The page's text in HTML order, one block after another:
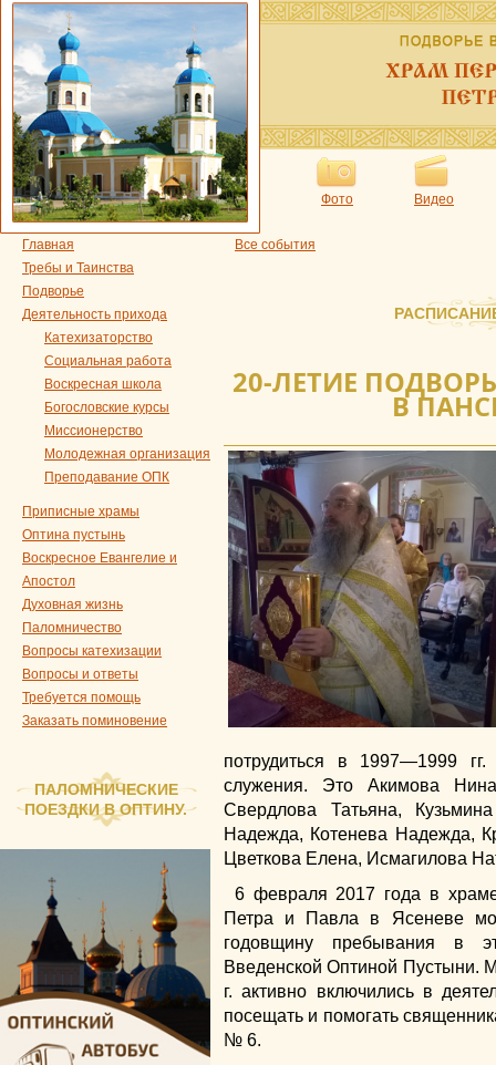
Фото Видео
Главная
Требы и Таинства
Подворье
Деятельность прихода
Катехизаторство
Социальная работа
Воскресная школа
Богословские курсы
Миссионерство
Молодежная организация
Преподавание ОПК
Приписные храмы
Оптина пустынь
Воскресное Евангелие и
Апостол
Духовная жизнь
Паломничество
Вопросы катехизации
Вопросы и ответы
Требуется помощь
Заказать поминовение
ПАЛОМНИЧЕСКИЕ
ПОЕЗДКИ В ОПТИНУ.
Все события
20-ЛЕТИЕ
В
потрудиться в 1997—1999
служения. Это Акимова
Свердлова Татьяна,
Надежда, Котенева Надежда,
Цветкова Елена, Исмагилова
6 февраля 2017 года в
Петра и Павла в Ясеневе
годовщину пребывания в
Введенской Оптиной Пустыни.
г. активно включились в
посещать и помогать
№ 6.